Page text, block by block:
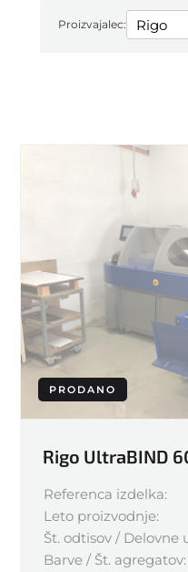
Proizvajalec:
PRODANO
Rigo UltraBIND
Referenca izdelka:
Leto proizvodnje:
Št. odtisov / Delovne
Barve / Št. agregatov: